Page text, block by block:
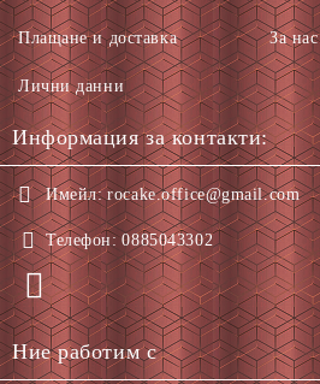
Плащане и доставка
Лични данни
За нас
Информация за контакти:
Имейл: rocake.office@gmail.com
Телефон: 0885043302
Ние работим с